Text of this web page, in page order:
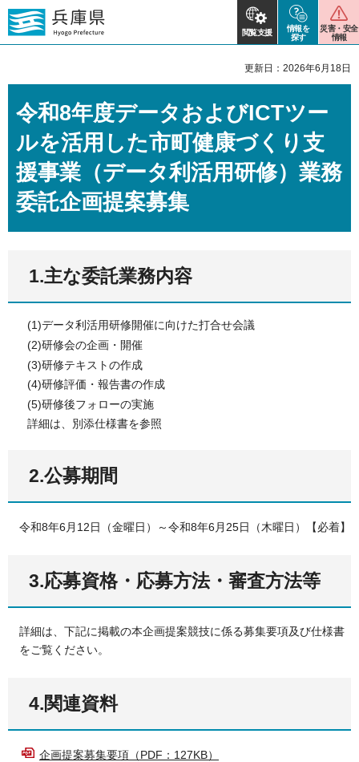
閲覧支援
情報を
探す
災害・安全
情報
更新日：2026年6月18日
令和8年度データおよびICTツー
ルを活用した市町健康づくり支
援事業（データ利活用研修）業務
委託企画提案募集
1.主な委託業務内容
(1)データ利活用研修開催に向けた打合せ会議
(2)研修会の企画・開催
(3)研修テキストの作成
(4)研修評価・報告書の作成
(5)研修後フォローの実施
詳細は、 別添仕様書を参照
2.公募期間
令和8年6月12日（金曜日）～令和8年6月25日（木曜日）【必着】
3.応募資格・応募方法・審査方法等
詳細は、下記に掲載の本企画提案競技に係る募集要項及び仕様書
をご覧ください。
4.関連資料
企画提案募集要項（PDF：127KB）